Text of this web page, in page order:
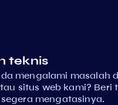
teknis
mengalami masalah
situs web kami? Beri
mengatasinya.